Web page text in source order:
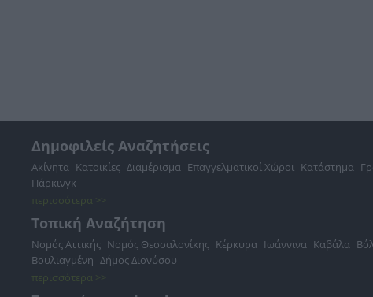
Δημοφιλείς Αναζητήσεις
Ακίνητα Κατοικίες Διαμέρισμα Επαγγελματικοί Χώροι Κατάστημα
Πάρκινγκ
περισσότερα >>
Τοπική Αναζήτηση
Νομός Αττικής Νομός Θεσσαλονίκης Κέρκυρα Ιωάννινα Καβάλα
Βουλιαγμένη Δήμος Διονύσου
περισσότερα >>